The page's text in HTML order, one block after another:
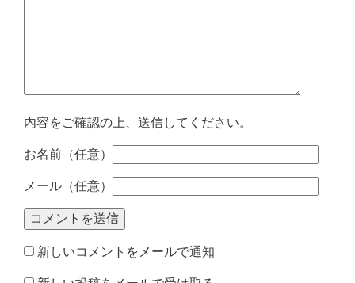
内容をご確認の上、送信してください。
お名前（任意）
メール（任意）
新しいコメントをメールで通知